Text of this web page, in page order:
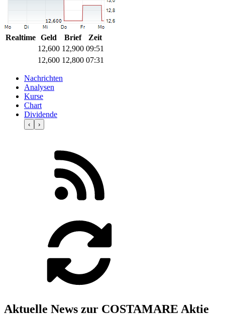
Realtime Geld Brief
Zeit
12,600 12,900 09:51
12,600 12,800 07:31
Nachrichten
Analysen
Kurse
Chart
Dividende
‹ ›
Aktuelle News zur COSTAMARE Aktie